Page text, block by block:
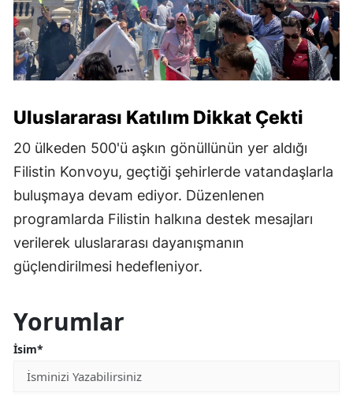
Uluslararası Katılım Dikkat Çekti
20 ülkeden 500'ü aşkın gönüllünün yer aldığı
Filistin Konvoyu, geçtiği şehirlerde vatandaşlarla
buluşmaya devam ediyor. Düzenlenen
programlarda Filistin halkına destek mesajları
verilerek uluslararası dayanışmanın
güçlendirilmesi hedefleniyor.
Yorumlar
İsim*